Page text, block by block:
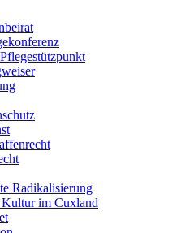
Radikalisierung
im Cuxland